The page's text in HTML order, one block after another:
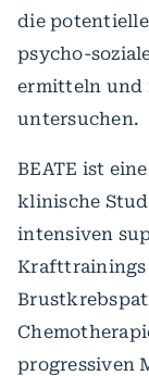
die
psycho-
ermitteln und
untersuchen.
BEATE ist
klinische
intensiven
Krafttrainings
progressiven